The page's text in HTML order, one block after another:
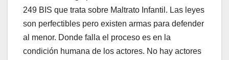
249 BIS que trata sobre Maltrato Infantil. Las leyes
son perfectibles pero existen armas para defender
al menor. Donde falla el proceso es en la
condición humana de los actores. No hay actores